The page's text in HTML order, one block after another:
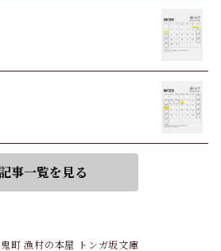
事一覧を見る
町 漁村の本屋 トンガ坂文庫